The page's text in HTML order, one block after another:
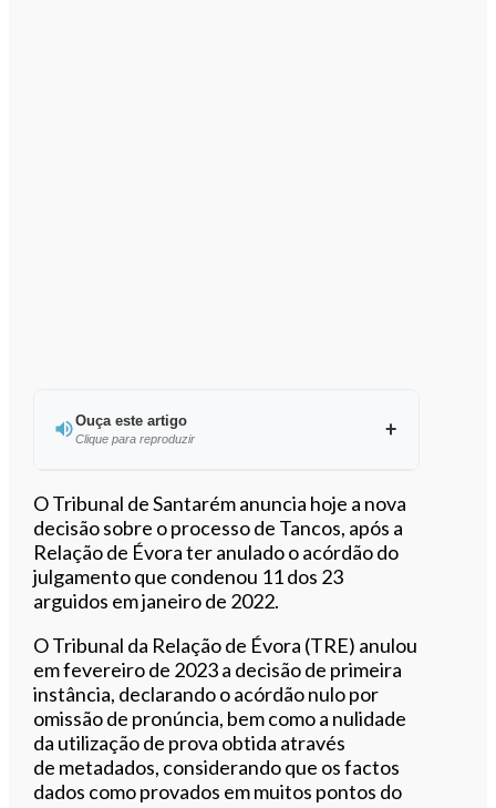
Ouça este artigo
Clique para reproduzir
Ouvir este artigo
O Tribunal de Santarém anuncia hoje a nova
decisão sobre o processo de Tancos, após a
Relação de Évora ter anulado o acórdão do
julgamento que condenou 11 dos 23
arguidos em janeiro de 2022.
O Tribunal da Relação de Évora (TRE) anulou
em fevereiro de 2023 a decisão de primeira
instância, declarando o acórdão nulo por
omissão de pronúncia, bem como a nulidade
da utilização de prova obtida através
de metadados, considerando que os factos
dados como provados em muitos pontos do